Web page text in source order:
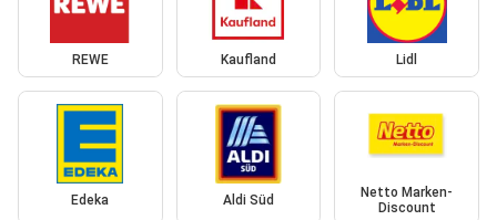
REWE Kaufland Lidl
Edeka Aldi Süd
Netto Marken-
Discount